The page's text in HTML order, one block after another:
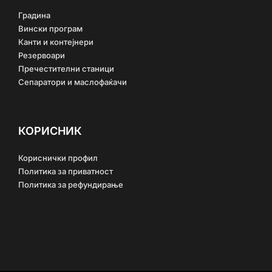
Градина
Вински програм
Канти и контејнери
Резервоари
Пречестителни станици
Сепаратори и маслофаќачи
КОРИСНИК
Кориснички профил
Политика за приватност
Политика за рефундирање